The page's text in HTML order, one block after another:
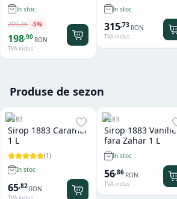
In stoc
209,36 -5%
198,90 RON
TVA inclus
In stoc
315,73 RON
TVA inclus
Produse de sezon
1883
Sirop 1883 Caramel
1 L
(1)
In stoc
65,82 RON
TVA inclus
1883
Sirop 1883 Vanilie
fara Zahar 1 L
In stoc
56,86 RON
TVA inclus